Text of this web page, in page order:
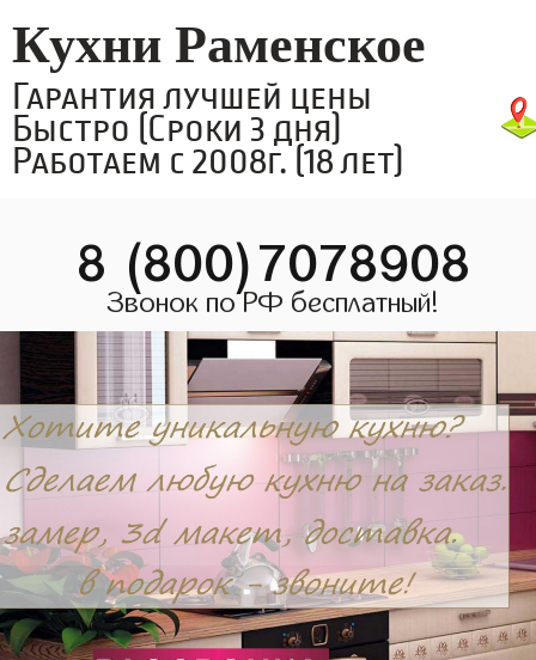
Кухни Раменское
Гарантия лучшей цены
Быстро (Сроки 3 дня)
Работаем с 2008г. (18 лет)
8 (800)7078908
Звонок по РФ бесплатный!